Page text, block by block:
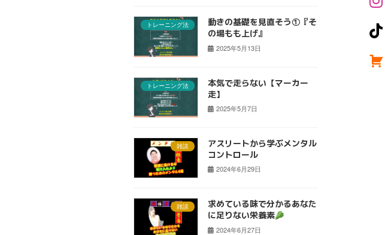
トレーニング法
動きの基礎を見直そう①『そ
の場もも上げ』
2025年5月13日
トレーニング法
本気で走らない【マーカー
走】
2025年5月7日
雑談
アスリートから学ぶメンタル
コントロール
2024年6月29日
雑談
求めている味で分かるあなた
に足りない栄養素
2024年6月27日